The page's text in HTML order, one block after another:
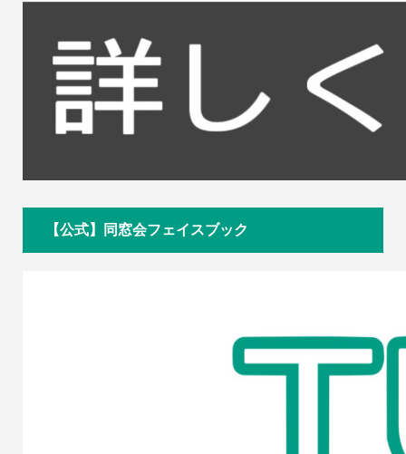
【公式】同窓会フェイスブック